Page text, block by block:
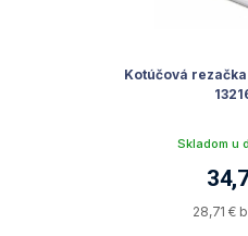
Kotúčová
Skladom u
28,71 €